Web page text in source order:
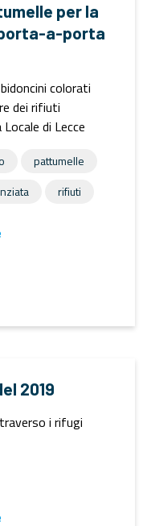
per la
a-porta
colorati
dei rifiuti
di Lecce
pattumelle
rifiuti
2019
i rifugi